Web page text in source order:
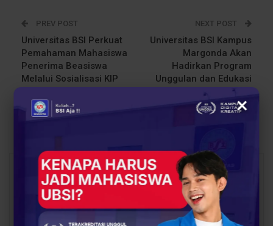
PREV POST
Universitas BSI Perkuat
Pemahaman Mahasiswa
Penerima Beasiswa
Melalui Sosialisasi KIP
NEXT POST
Universitas BSI Kampus
Margonda Akan
Hadirkan Program
Unggulan dan Edukasi
Interaktif di Edu Bazar
SMA Yaspen Tugu Ibu
You Might Also Like
BERITA BERITA
×